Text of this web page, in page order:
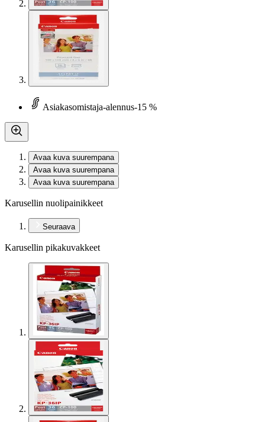
Asiakasomistaja-alennus-15 %
Avaa kuva suurempana
Avaa kuva suurempana
Avaa kuva suurempana
Karusellin nuolipainikkeet
Seuraava
Karusellin pikakuvakkeet